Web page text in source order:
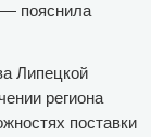
— пояснила
Липецкой
региона
поставки